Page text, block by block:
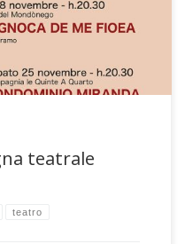
IN TRIBUNALE Compagnia […]
teatrale
teatro